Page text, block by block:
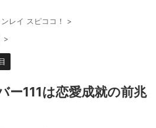
レイ スピココ！
>
>
ー111は恋愛成就の前兆